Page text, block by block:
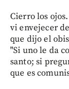
Cierro los
vi envejecer
que dijo el
"Si uno le da
santo; si
que es